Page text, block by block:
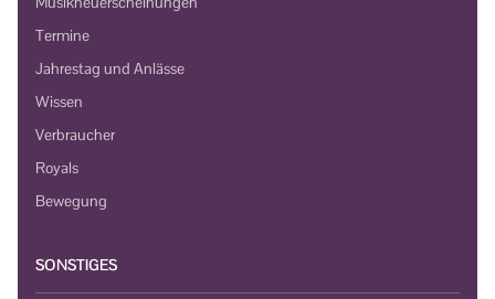
Termine
Jahrestag und Anlässe
Wissen
Verbraucher
Royals
Bewegung
SONSTIGES